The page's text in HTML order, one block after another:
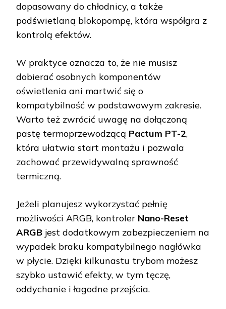
dopasowany do chłodnicy, a także
podświetlaną blokopompę, która współgra z
kontrolą efektów.
W praktyce oznacza to, że nie musisz
dobierać osobnych komponentów
oświetlenia ani martwić się o
kompatybilność w podstawowym zakresie.
Warto też zwrócić uwagę na dołączoną
pastę termoprzewodzącą Pactum PT-2,
która ułatwia start montażu i pozwala
zachować przewidywalną sprawność
termiczną.
Jeżeli planujesz wykorzystać pełnię
możliwości ARGB, kontroler Nano-Reset
ARGB jest dodatkowym zabezpieczeniem na
wypadek braku kompatybilnego nagłówka
w płycie. Dzięki kilkunastu trybom możesz
szybko ustawić efekty, w tym tęczę,
oddychanie i łagodne przejścia.